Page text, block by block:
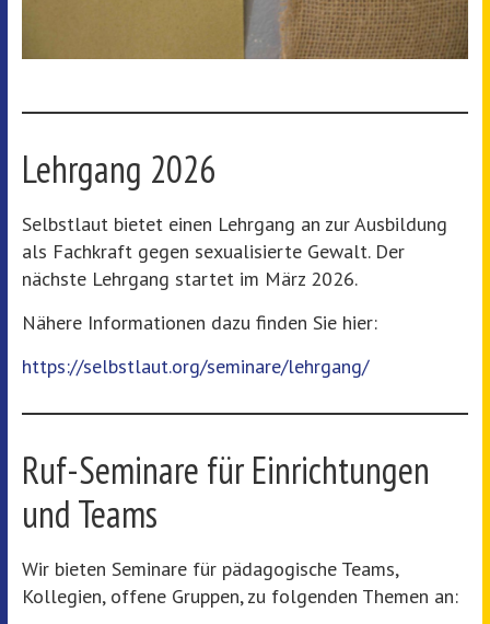
Lehrgang 2026
Selbstlaut bietet einen Lehrgang an zur Ausbildung
als Fachkraft gegen sexualisierte Gewalt. Der
nächste Lehrgang startet im März 2026.
Nähere Informationen dazu finden Sie hier:
https://selbstlaut.org/seminare/lehrgang/
Ruf-Seminare für Einrichtungen
und Teams
Wir bieten Seminare für pädagogische Teams,
Kollegien, offene Gruppen, zu folgenden Themen an: